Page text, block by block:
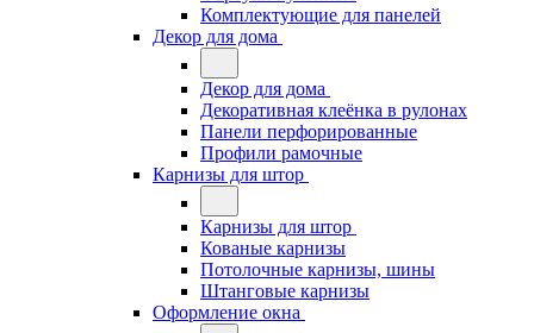
Комплектующие для панелей
Декор для дома
Декор для дома
Декоративная клеёнка в рулонах
Панели перфорированные
Профили рамочные
Карнизы для штор
Карнизы для штор
Кованые карнизы
Потолочные карнизы, шины
Штанговые карнизы
Оформление окна